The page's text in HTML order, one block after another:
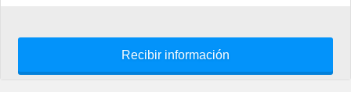
Recibir información